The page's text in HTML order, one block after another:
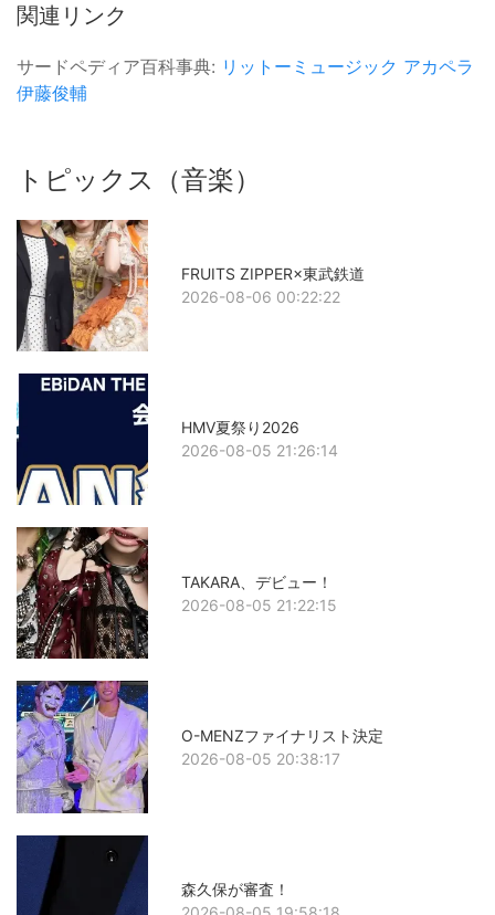
関連リンク
サードペディア百科事典: リットーミュージック アカペラ
伊藤俊輔
トピックス（音楽）
FRUITS ZIPPER×東武鉄道
2026-08-06 00:22:22
HMV夏祭り2026
2026-08-05 21:26:14
TAKARA、デビュー！
2026-08-05 21:22:15
O-MENZファイナリスト決定
2026-08-05 20:38:17
森久保が審査！